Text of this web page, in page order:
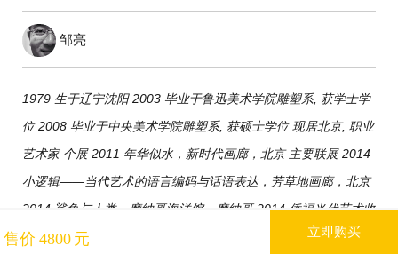
邹亮
1979 生于辽宁沈阳 2003 毕业于鲁迅美术学院雕塑系, 获学士学
位 2008 毕业于中央美术学院雕塑系, 获硕士学位 现居北京, 职业
艺术家 个展 2011 年华似水，新时代画廊，北京 主要联展 2014
小逻辑——当代艺术的语言编码与话语表达，芳草地画廊，北京
2014 鲨鱼与人类，摩纳哥海洋馆，摩纳哥 2014 侨福当代艺术收
藏展，芳草地展览馆，北京 2013 空间的肖像——第一届芳草地
售价 4800 元 立即购买